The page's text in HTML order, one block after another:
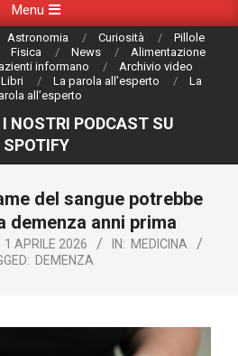
Menu
Astronomia Curiosità
Pillole
Fisica News
Alimentazione
informano
Archivio video
La parola all’esperto
La
all’esperto
NOSTRI PODCAST SU
SPOTIFY
del sangue potrebbe
demenza anni prima
1 APRILE 2026 IN: MEDICINA
DEMENZA